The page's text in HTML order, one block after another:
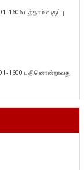
1606 பத்தாம் வகுப்பு
1600 பதினொன்றாவது